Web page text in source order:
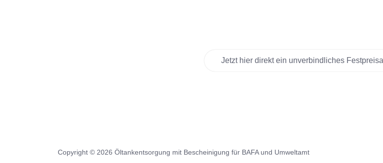
Jetzt hier direkt ein unverbindliches
Copyright © 2026 Öltankentsorgung mit Bescheinigung für BAFA und Umweltamt